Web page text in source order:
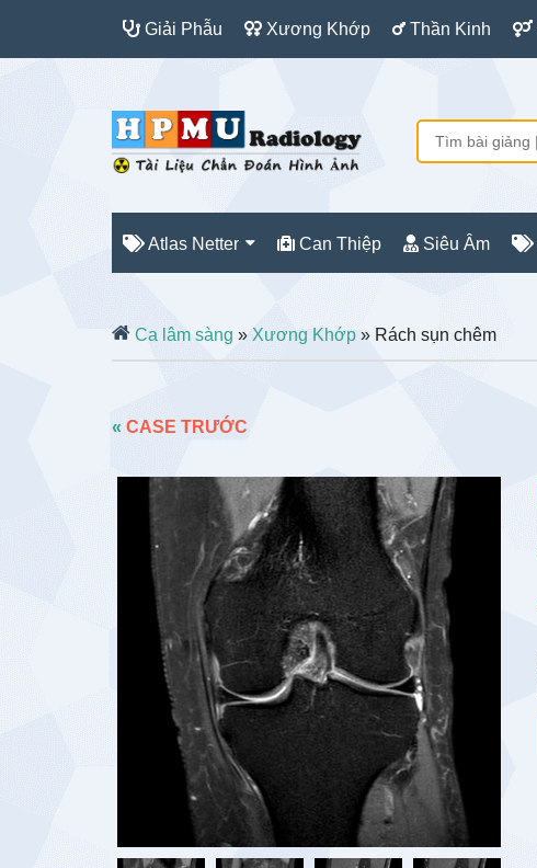
Giải Phẫu Xương Khớp Thần Kinh
Atlas Netter Can Thiệp Siêu Âm
Ca lâm sàng » Xương Khớp » Rách sụn chêm
« CASE TRƯỚC